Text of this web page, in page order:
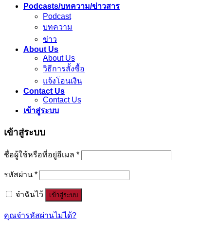
Podcasts/บทความ/ข่าวสาร
Podcast
บทความ
ข่าว
About Us
About Us
วิธีการสั้งซื้อ
แจ้งโอนเงิน
Contact Us
Contact Us
เข้าสู่ระบบ
เข้าสู่ระบบ
ชื่อผู้ใช้หรือที่อยู่อีเมล *
รหัสผ่าน *
จำฉันไว้ เข้าสู่ระบบ
คุณจำรหัสผ่านไม่ได้?